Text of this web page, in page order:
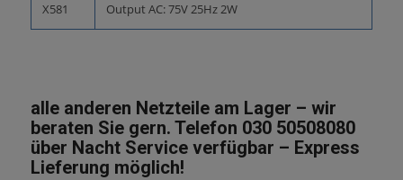
X581
Output AC: 75V 25Hz 2W
alle anderen Netzteile am Lager – wir
beraten Sie gern. Telefon 030 50508080
über Nacht Service verfügbar – Express
Lieferung möglich!